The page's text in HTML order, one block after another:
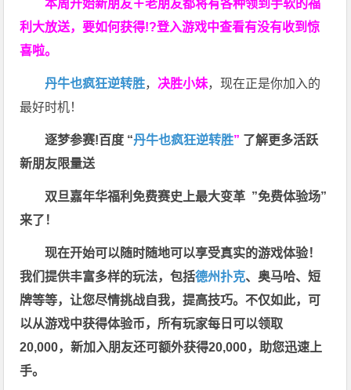
本周开始新朋友＋老朋友都将有各种领到手软的福
利大放送，要如何获得!?登入游戏中查看有没有收到惊
喜啦。
丹牛也疯狂逆转胜， 决胜小妹，现在正是你加入的
最好时机！
逐梦参赛!百度 “丹牛也疯狂逆转胜” 了解更多活跃
新朋友限量送
双旦嘉年华福利免费赛史上最大变革 ”免费体验场”
来了！
现在开始可以随时随地可以享受真实的游戏体验！
我们提供丰富多样的玩法，包括德州扑克、奥马哈、短
牌等等，让您尽情挑战自我，提高技巧。不仅如此， 可
以从游戏中获得体验币，所有玩家每日可以领取
20,000，新加入朋友还可额外获得20,000，助您迅速上
手。